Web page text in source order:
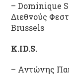
– Dominique
Διεθνούς
Brussels
K.ID.S.
– Αντώνης